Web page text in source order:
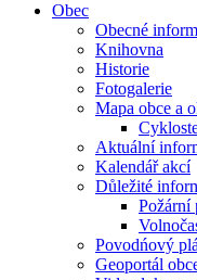
Obec
Obecné
Knihovna
Historie
Fotogalerie
Mapa obce a
Aktuální
Kalendář akcí
Důležité
Požární
Povodńový
Geoportál